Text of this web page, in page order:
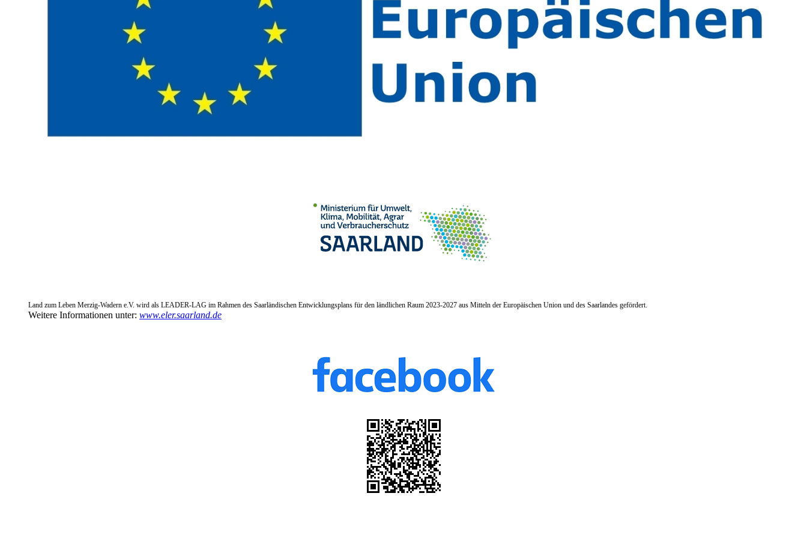
Land zum Leben Merzig-Wadern e.V. wird als LEADER-LAG im Rahmen des Saarländischen Entwicklungsplans für den ländlichen Raum 2023-2027 aus Mitteln der Europäischen Union und des Saarlandes gefördert.
Weitere Informationen unter: www.eler.saarland.de